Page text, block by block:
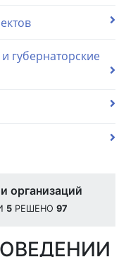
губернаторские
организаций
5 РЕШЕНО 97